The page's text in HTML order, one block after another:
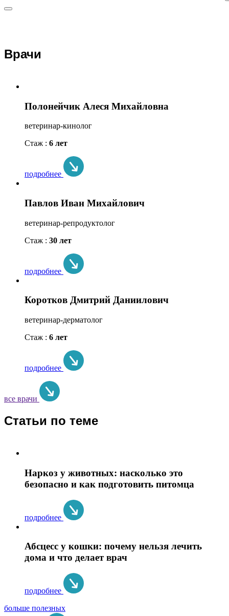
Врачи
Полонейчик Алеся Михайловна
ветеринар-кинолог
Стаж : 6 лет
подробнее
Павлов Иван Михайлович
ветеринар-репродуктолог
Стаж : 30 лет
подробнее
Коротков Дмитрий Даниилович
ветеринар-дерматолог
Стаж : 6 лет
подробнее
все врачи
Статьи по теме
Наркоз у животных: насколько это
безопасно и как подготовить питомца
подробнее
Абсцесс у кошки: почему нельзя лечить
дома и что делает врач
подробнее
больше полезных